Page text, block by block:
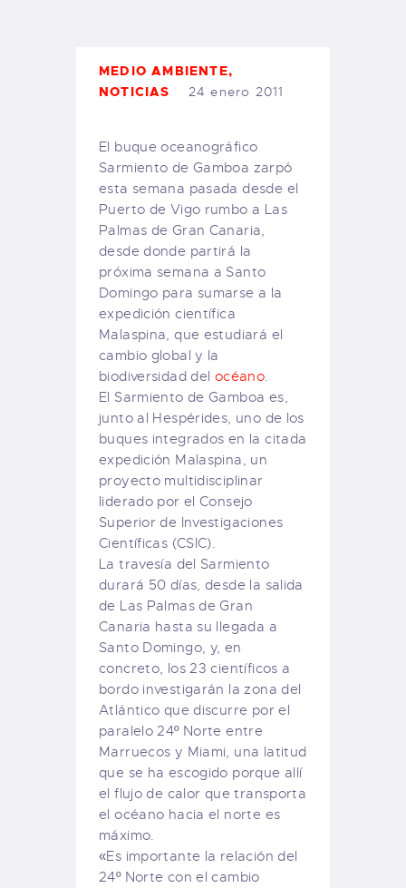
PEDIDOS
MEDIO AMBIENTE,
NOTICIAS
24 enero 2011
El buque oceanográfico
Sarmiento de Gamboa zarpó
esta semana pasada desde el
Puerto de Vigo rumbo a Las
Palmas de Gran Canaria,
desde donde partirá la
próxima semana a Santo
Domingo para sumarse a la
expedición científica
Malaspina, que estudiará el
cambio global y la
biodiversidad del océano
El Sarmiento de Gamboa es,
junto al Hespérides, uno de los
buques integrados en la citada
expedición Malaspina, un
proyecto multidisciplinar
liderado por el Consejo
Superior de Investigaciones
Científicas (CSIC).
La travesía del Sarmiento
durará 50 días, desde la salida
de Las Palmas de Gran
Canaria hasta su llegada a
Santo Domingo, y, en
concreto, los 23 científicos a
bordo investigarán la zona del
Atlántico que discurre por el
paralelo 24º Norte entre
Marruecos y Miami, una latitud
que se ha escogido porque allí
el flujo de calor que transporta
el océano hacia el norte es
máximo.
«Es importante la relación del
24º Norte con el cambio